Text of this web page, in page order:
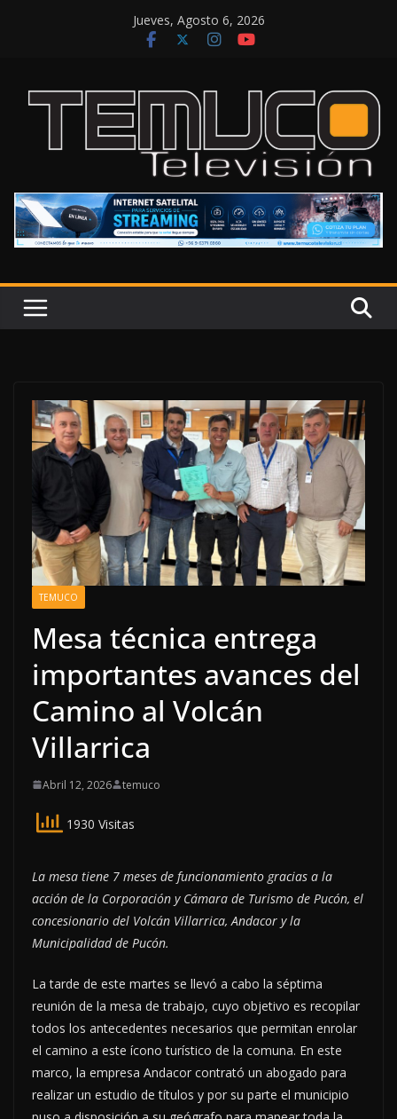
Jueves, Agosto 6, 2026
TEMUCO
Mesa técnica entrega
importantes avances del
Camino al Volcán
Villarrica
Abril 12, 2026 temuco
1930 Visitas
La mesa tiene 7 meses de funcionamiento gracias a la
acción de la Corporación y Cámara de Turismo de Pucón, el
concesionario del Volcán Villarrica, Andacor y la
Municipalidad de Pucón.
La tarde de este martes se llevó a cabo la séptima
reunión de la mesa de trabajo, cuyo objetivo es recopilar
todos los antecedentes necesarios que permitan enrolar
el camino a este ícono turístico de la comuna. En este
marco, la empresa Andacor contrató un abogado para
realizar un estudio de títulos y por su parte el municipio